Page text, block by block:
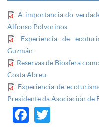
A importancia do
Alfonso Polvorinos
Experiencia de
Guzmán
Reservas de Biosfera
Costa Abreu
Experiencia de
Presidente da Asociación de
Facebook